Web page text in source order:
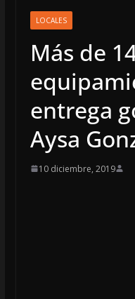
LOCALES
Más de
entrega
Aysa
10 diciembre, 2019